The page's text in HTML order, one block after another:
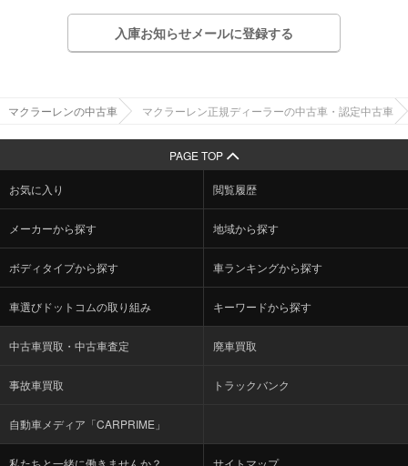
入庫お知らせメールに登録する
マクラーレンの中古車 マクラーレン正規ディーラーの中古車・認定中古車
PAGE TOP
お気に入り 閲覧履歴
メーカーから探す 地域から探す
ボディタイプから探す 車ランキングから探す
車選びドットコムの取り組み キーワードから探す
中古車買取・中古車査定 廃車買取
事故車買取 トラックバンク
自動車メディア「CARPRIME」
私たちと一緒に働きませんか？ サイトマップ